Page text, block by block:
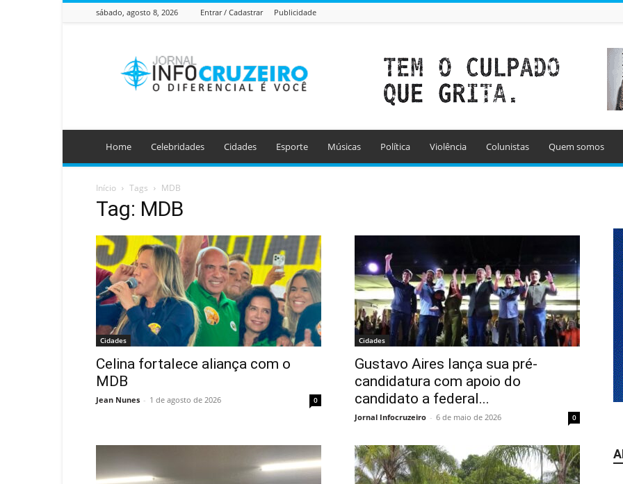
sábado, agosto 8, 2026 Entrar / Cadastrar Publicidade
Info
Cruzeiro
Home Celebridades Cidades Esporte Músicas Política Violência Colunistas Quem somos
Início Tags MDB
Tag: MDB
Cidades
Celina fortalece aliança com o
MDB
Jean Nunes - 1 de agosto de 2026 0
Cidades
Gustavo Aires lança sua pré-
candidatura com apoio do
candidato a federal...
Jornal Infocruzeiro - 6 de maio de 2026 0